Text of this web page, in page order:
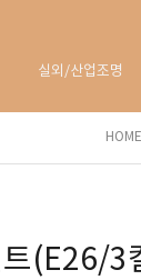
실외/산업조명
HOME
(E26/3